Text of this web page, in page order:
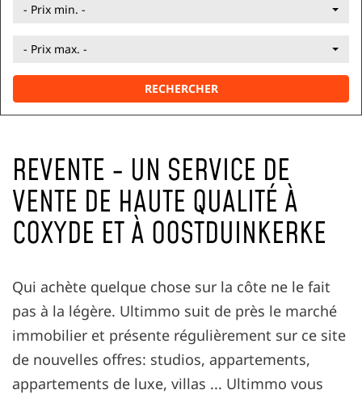
- Prix min. -
- Prix max. -
RECHERCHER
REVENTE - UN SERVICE DE
VENTE DE HAUTE QUALITÉ À
COXYDE ET À OOSTDUINKERKE
Qui achète quelque chose sur la côte ne le fait
pas à la légère. Ultimmo suit de près le marché
immobilier et présente régulièrement sur ce site
de nouvelles offres: studios, appartements,
appartements de luxe, villas ... Ultimmo vous